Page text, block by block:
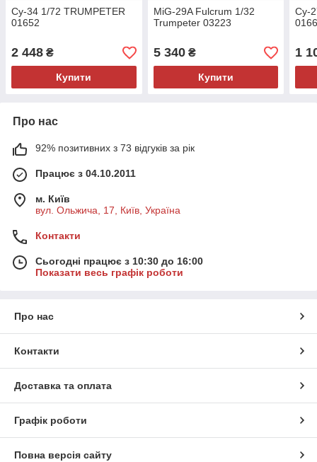
Су-34 1/72 TRUMPETER
01652
2 448 ₴
Купити
MiG-29A Fulcrum 1/32
Trumpeter 03223
5 340₴
Купити
Су-
1
Про нас
92% позитивних з 73 відгуків за рік
Працює з 04.10.2011
м. Київ
вул. Ольжича, 17, Київ, Україна
Контакти
Сьогодні працює з 10:30 до 16:00
Показати весь графік роботи
Про нас
Контакти
Доставка та оплата
Графік роботи
Повна версія сайту